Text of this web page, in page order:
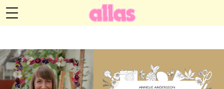
Hälsa
Annelie Anderssons blogg